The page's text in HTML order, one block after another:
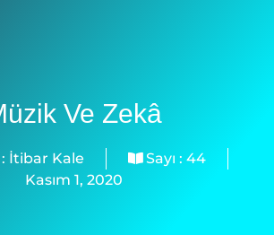
Ve Zekâ
İtibar Kale Sayı : 44
Kasım 1, 2020